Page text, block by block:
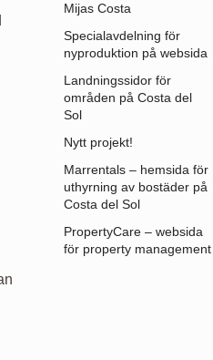
Mijas Costa
Specialavdelning för
nyproduktion på websida
Landningssidor för
områden på Costa del
Sol
Nytt projekt!
Marrentals – hemsida för
uthyrning av bostäder på
Costa del Sol
PropertyCare – websida
för property management